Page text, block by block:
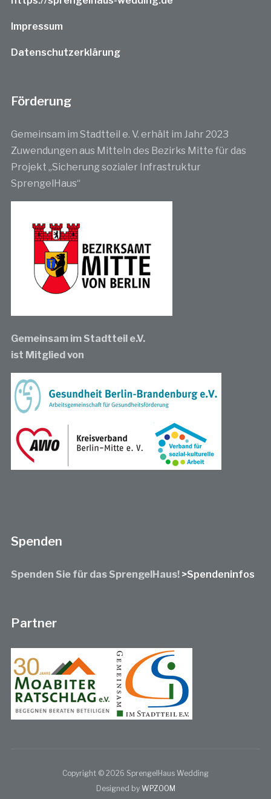
Impressum
Datenschutzerklärung
Förderung
Gemeinsam im Stadtteil e. V. erhält im Jahr 2023
Zuwendungen aus Mitteln des Bezirks Mitte für das
Projekt „Sicherung sozialer Infrastruktur
SprengelHaus“
Gemeinsam im Stadtteil e.V.
ist Mitglied von
Spenden
Spenden Sie für das SprengelHaus! >Spendeninfos
Partner
Copyright © 2026 SprengelHaus Wedding
Designed by WPZOOM